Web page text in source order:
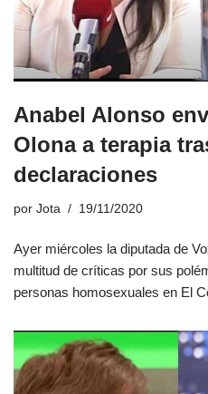
Anabel Alonso
Olona a terapia
declaraciones
por Jota 19/11/2020
Ayer miércoles la diputada de
multitud de críticas por sus
personas homosexuales en El